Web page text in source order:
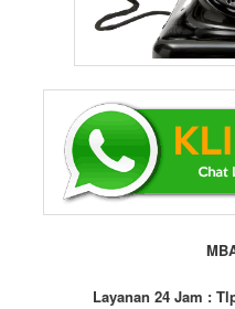
Layanan 24 Jam :